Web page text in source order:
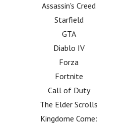
Assassin's Creed
Starfield
GTA
Diablo IV
Forza
Fortnite
Call of Duty
The Elder Scrolls
Kingdome Come: